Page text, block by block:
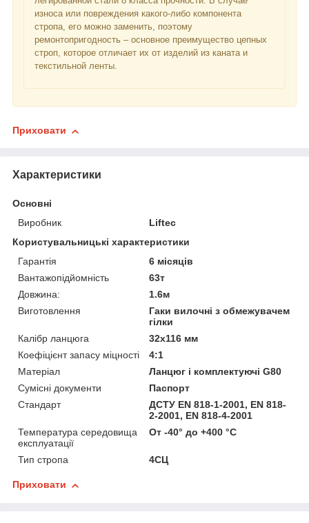
износа или повреждения какого-либо компонента
стропа, его можно заменить, поэтому
ремонтопригодность – основное преимущество цепных
строп, которое отличает их от изделий из каната и
текстильной ленты.
Приховати
Характеристики
Основні
Виробник
Liftec
Користувальницькі характеристики
Гарантія
6 місяців
Вантажопідйомність
63т
Довжина:
1.6м
Виготовлення
Гаки вилочні з обмежувачем
гілки
Калібр ланцюга
32x116 мм
Коефіцієнт запасу міцності
4:1
Матеріал
Ланцюг і комплектуючі G80
Сумісні документи
Паспорт
Стандарт
ДСТУ EN 818-1-2001, EN 818-
2-2001, EN 818-4-2001
Температура середовища
експлуатації
От -40° до +400 °С
Тип стропа 4СЦ
Приховати